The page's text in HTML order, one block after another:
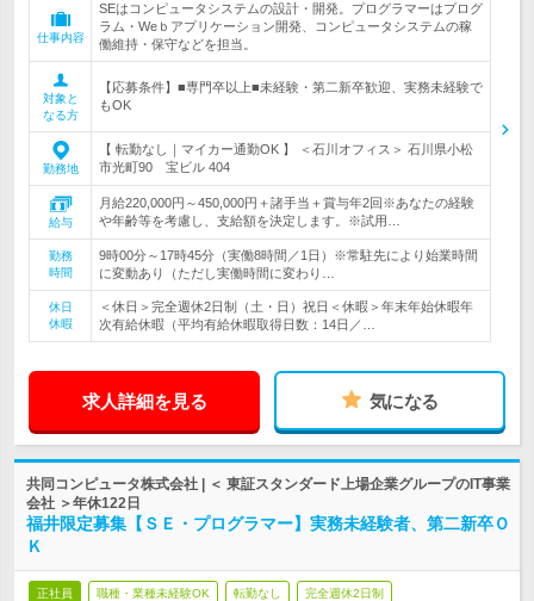
仕事内容
SEはコンピュータシステムの設計・開発。プログラマーはプログ
ラム・Weｂアプリケーション開発、コンピュータシステムの稼
働維持・保守などを担当。
対象と
なる方
【応募条件】■専門卒以上■未経験・第二新卒歓迎、実務未経験で
もOK
勤務地
【 転勤なし｜マイカー通勤OK 】 ＜石川オフィス＞ 石川県小松
市光町90 宝ビル 404
給与
月給220,000円～450,000円＋諸手当＋賞与年2回※あなたの経験
や年齢等を考慮し、支給額を決定します。※試用…
勤務
時間
9時00分～17時45分（実働8時間／1日）※常駐先により始業時間
に変動あり（ただし実働時間に変わり…
休日
休暇
＜休日＞完全週休2日制（土・日）祝日＜休暇＞年末年始休暇年
次有給休暇（平均有給休暇取得日数：14日／…
求人詳細を見る 気になる
共同コンピュータ株式会社 | ＜ 東証スタンダード上場企業グループのIT事業
会社 ＞年休122日
福井限定募集【ＳＥ・プログラマー】実務未経験者、第二新卒Ｏ
Ｋ
正社員 職種・業種未経験OK 転勤なし 完全週休2日制